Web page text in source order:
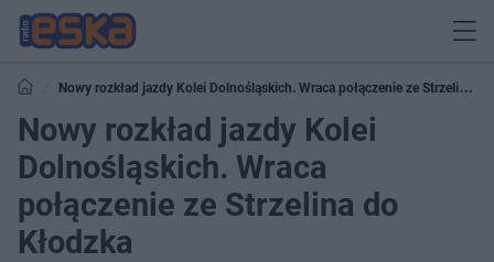
Nowy rozkład jazdy Kolei Dolnośląskich. Wraca połączenie ze Strzelina
do Kłodzka
Nowy rozkład jazdy Kolei
Dolnośląskich. Wraca
połączenie ze Strzelina do
Kłodzka